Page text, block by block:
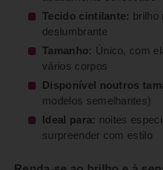
Tecido cintilante:
brilho
deslumbrante
Tamanho: Único, com
vários corpos
Disponível noutros
modelos semelhantes)
Ideal para: noites
surpreender com estilo